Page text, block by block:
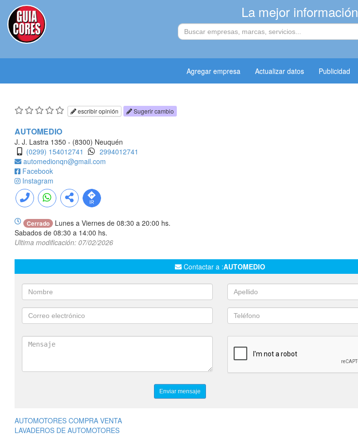
La mejor información
Agregar empresa Actualizar datos Publicidad
escribir opinión Sugerir cambio
AUTOMEDIO
J. J. Lastra 1350 - (8300) Neuquén
(0299) 154012741
2994012741
automedionqn@gmail.com
Facebook
Instagram
Cerrado
Lunes a Viernes de 08:30 a 20:00 hs.
Sabados de 08:30 a 14:00 hs.
Ultima modificación: 07/02/2026
Contactar a :AUTOMEDIO
AUTOMOTORES COMPRA VENTA
LAVADEROS DE AUTOMOTORES